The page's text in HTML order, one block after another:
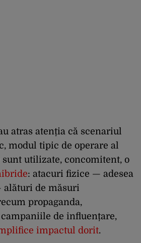
atras atenția că scenariul
modul tipic de operare al
sunt utilizate, concomitent, o
: atacuri fizice — adesea
al ături de măsuri
propaganda,
de influențare,
impactul dorit.